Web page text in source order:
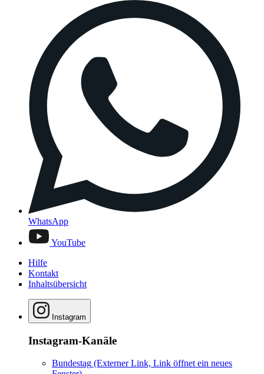
WhatsApp
YouTube
Hilfe
Kontakt
Inhaltsübersicht
Instagram
Instagram-Kanäle
Bundestag (Externer Link, Link öffnet ein neues